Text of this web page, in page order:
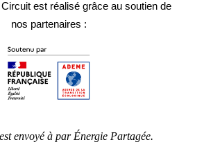
Circuit est réalisé grâce au soutien de
nos partenaires :
envoyé à par Énergie Partagée.